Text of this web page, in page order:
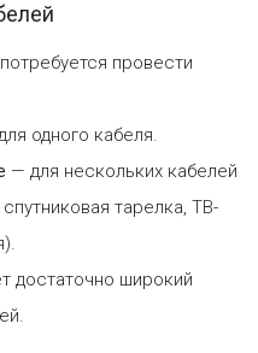
провести
одного кабеля.
— для нескольких кабелей
тарелка, ТВ-
достаточно широкий